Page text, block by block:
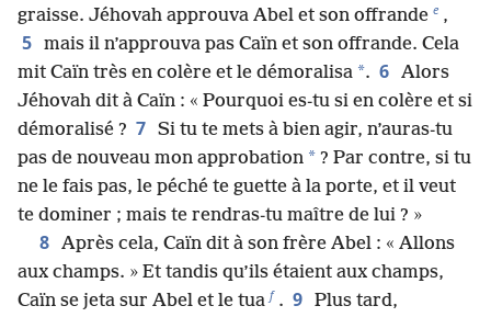
graisse. Jéhovah approuva Abel et son offrande e ,
5 mais il n’approuva pas Caïn et son offrande. Cela
mit Caïn très en colère et le démoralisa *. 6 Alors
Jéhovah dit à Caïn : « Pourquoi es-tu si en colère et si
démoralisé ? 7 Si tu te mets à bien agir, n’auras-tu
pas de nouveau mon approbation * ? Par contre, si tu
ne le fais pas, le péché te guette à la porte, et il veut
te dominer ; mais te rendras-tu maître de lui ? »
8 Après cela, Caïn dit à son frère Abel : « Allons
aux champs. » Et tandis qu’ils étaient aux champs,
Caïn se jeta sur Abel et le tua f . 9 Plus tard,